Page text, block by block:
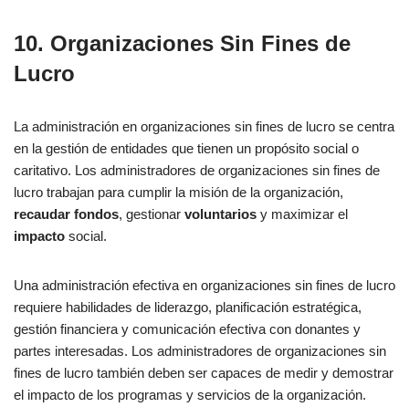
10. Organizaciones Sin Fines de
Lucro
La administración en organizaciones sin fines de lucro se centra
en la gestión de entidades que tienen un propósito social o
caritativo. Los administradores de organizaciones sin fines de
lucro trabajan para cumplir la misión de la organización,
recaudar fondos, gestionar voluntarios y maximizar el
impacto social.
Una administración efectiva en organizaciones sin fines de lucro
requiere habilidades de liderazgo, planificación estratégica,
gestión financiera y comunicación efectiva con donantes y
partes interesadas. Los administradores de organizaciones sin
fines de lucro también deben ser capaces de medir y demostrar
el impacto de los programas y servicios de la organización.